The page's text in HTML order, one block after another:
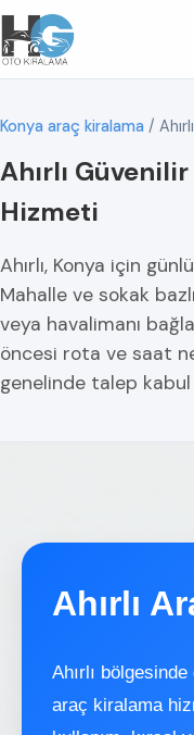
Konya araç kiralama / Ahırlı
Ahırlı
Hizmeti
Ahırlı, Konya için
Mahalle ve sokak
veya havalimanı
öncesi rota ve saat
genelinde talep
Ahırlı
Ahırlı
araç kiralama